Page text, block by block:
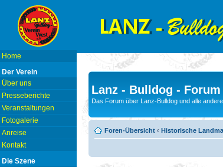
Home
Der Verein
Über uns
Presseberichte
Veranstaltungen
Fotogalerie
Anreise
Kontakt
Die Szene
Lanz - Bulldog - Forum
Das Forum über Lanz-Bulldog und alle
Foren-Übersicht ‹ Historische